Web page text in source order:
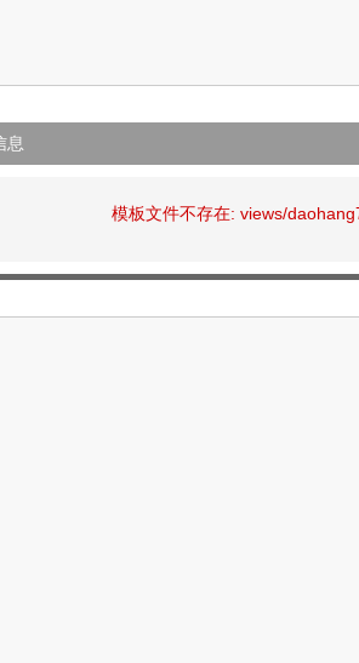
息
模板文件不存在: views/